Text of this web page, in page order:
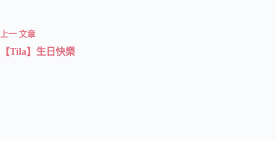
上一 文章
【Tila】生日快樂